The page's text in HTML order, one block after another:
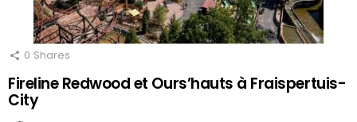
0 Shares
Fireline Redwood et Ours’hauts à Fraispertuis-
City